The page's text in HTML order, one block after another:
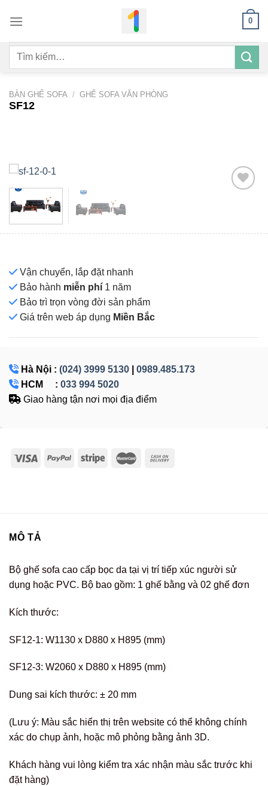
qua
dung
0
Tìm
BÀN GHẾ SOFA / GHẾ SOFA VĂN PHÒNG
SF12
wishlist
Vận chuyển, lắp đặt nhanh
Bảo hành miễn phí 1 năm
Bảo trì trọn vòng đời sản phẩm
Giá trên web áp dụng Miền Bắc
Hà Nội : (024) 3999 5130
0989.485.173
HCM : 033 994 5020
Giao hàng tận nơi mọi địa điểm
MÔ TẢ
Bộ ghế sofa cao cấp bọc da tại vị trí tiếp xúc người sử
dụng hoặc PVC. Bộ bao gồm: 1 ghế bằng và 02 ghế đơn
Kích thước:
SF12-1: W1130 x D880 x H895 (mm)
SF12-3: W2060 x D880 x H895 (mm)
Dung sai kích thước: ± 20 mm
(Lưu ý: Màu sắc hiển thị trên website có thể không chính
xác do chụp ảnh, hoặc mô phỏng bằng ảnh 3D.
Khách hàng vui lòng kiểm tra xác nhận màu sắc trước khi
đặt hàng)